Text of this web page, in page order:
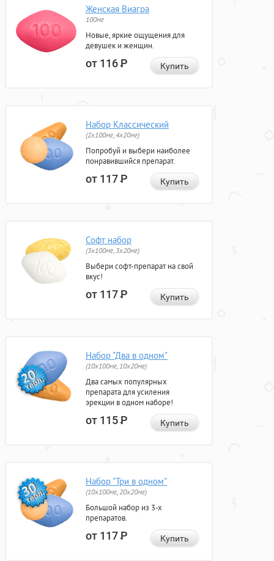
Женская Виагра
100мг
Новые, яркие ощущения для
девушек и женщин.
от 116Р Купить
Набор Классический
(2x100мг, 4x20мг)
Попробуй и выбери наиболее
понравившийся препарат.
от 117Р Купить
Софт набор
(3x100мг, 3x20мг)
Выбери софт-препарат на свой
вкус!
от 117Р Купить
Набор "Два в одном"
(10x100мг, 10x20мг)
Два самых популярных
препарата для усиления
эрекции в одном наборе!
от 115Р Купить
Набор "Три в одном"
(10x100мг, 20x20мг)
Большой набор из 3-х
препаратов.
от 117Р Купить